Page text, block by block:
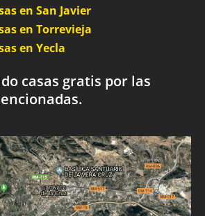
en San Javier
en Torrevieja
en Yecla
casas gratis por las